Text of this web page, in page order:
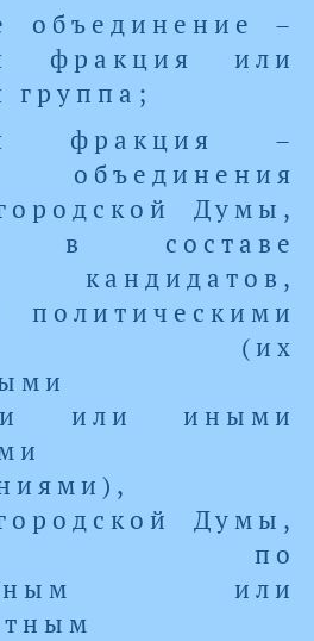
объединение –
фракция или
группа;
фракция –
Думы,
в составе
политическими
(их
или иными
Думы,
по
или